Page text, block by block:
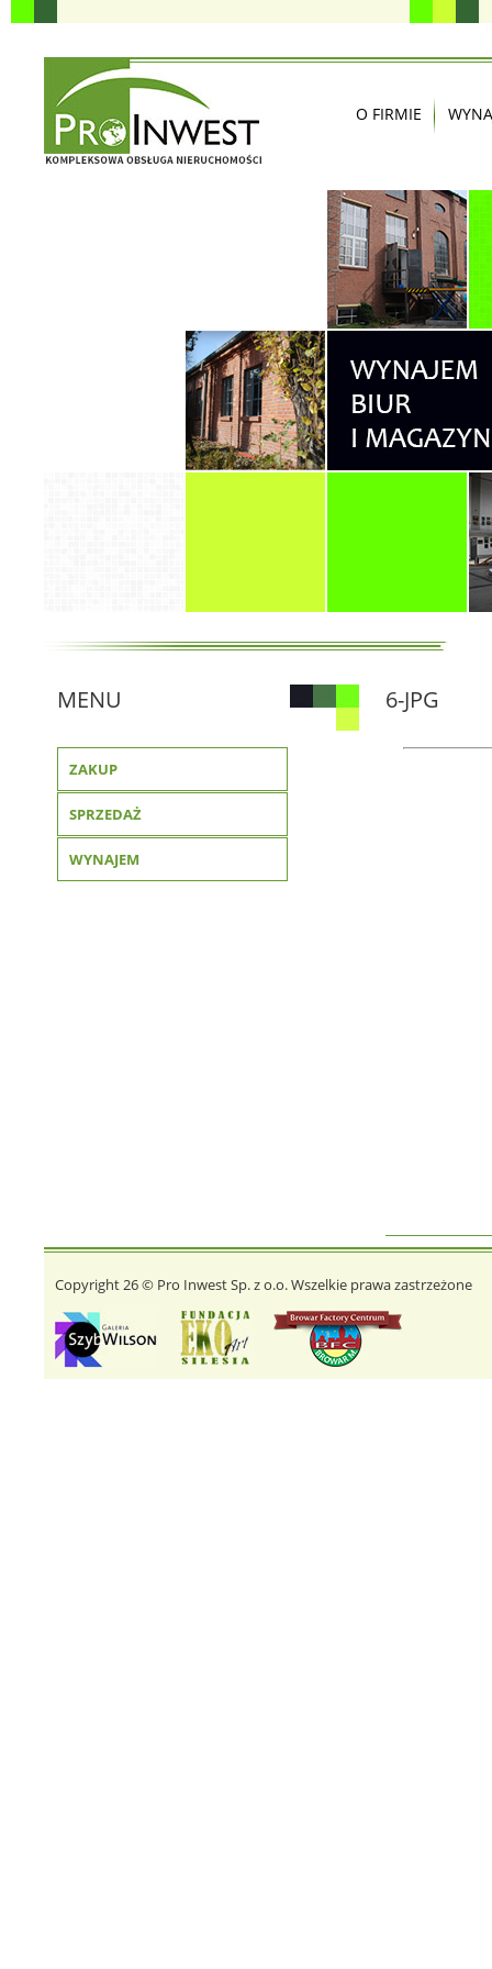
O FIRMIE
MENU
ZAKUP
SPRZEDAŻ
WYNAJEM
6-JPG
Copyright 26 © Pro Inwest Sp. z o.o. Wszelkie prawa zastrzeżone